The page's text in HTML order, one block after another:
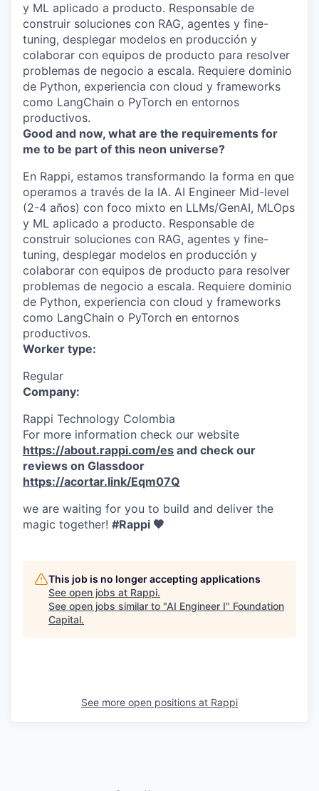
y ML aplicado a producto. Responsable de
construir soluciones con RAG, agentes y fine-
tuning, desplegar modelos en producción y
colaborar con equipos de producto para resolver
problemas de negocio a escala. Requiere dominio
de Python, experiencia con cloud y frameworks
como LangChain o PyTorch en entornos
productivos.
Good and now, what are the requirements for
me to be part of this neon universe?
En Rappi, estamos transformando la forma en que
operamos a través de la IA. AI Engineer Mid-level
(2-4 años) con foco mixto en LLMs/GenAI, MLOps
y ML aplicado a producto. Responsable de
construir soluciones con RAG, agentes y fine-
tuning, desplegar modelos en producción y
colaborar con equipos de producto para resolver
problemas de negocio a escala. Requiere dominio
de Python, experiencia con cloud y frameworks
como LangChain o PyTorch en entornos
productivos.
Worker type:
Regular
Company:
Rappi Technology Colombia
For more information check our website
https://about.rappi.com/es and check our
reviews on Glassdoor
https://acortar.link/Eqm07Q
we are waiting for you to build and deliver the
magic together! #Rappi 🧡
This job is no longer accepting applications
See open jobs at Rappi.
See open jobs similar to "AI Engineer I" Foundation
Capital.
See more open positions at Rappi